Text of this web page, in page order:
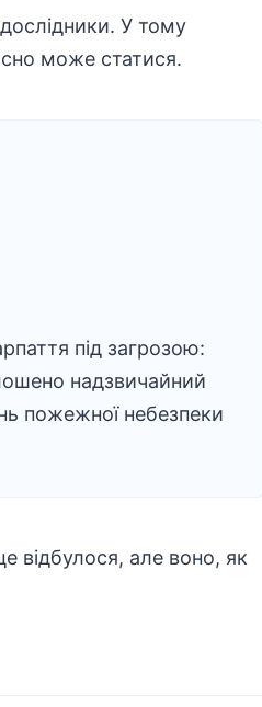
У тому
може статися.
під загрозою:
надзвичайний
пожежної небезпеки
відбулося, але воно, як